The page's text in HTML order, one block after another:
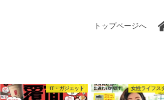
トップページへ
IT・ガジェット 女性ライフス